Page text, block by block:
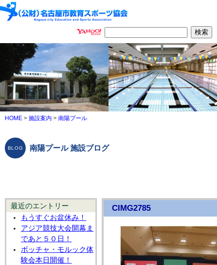
HOME > 施設案内 > 南陽プール
南陽プール 施設ブログ
最近のエントリー
もうすぐお盆休み！
アジア競技大会開幕ま
であと５０日！
ボッチャ・モルック体
験会本日開催！
CIMG2785